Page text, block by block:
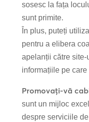
sosesc la fața
sunt primite.
În plus, puteți
pentru a elibera
apelanții către
informațiile pe care
Promovați-vă
sunt un mijloc
despre serviciile